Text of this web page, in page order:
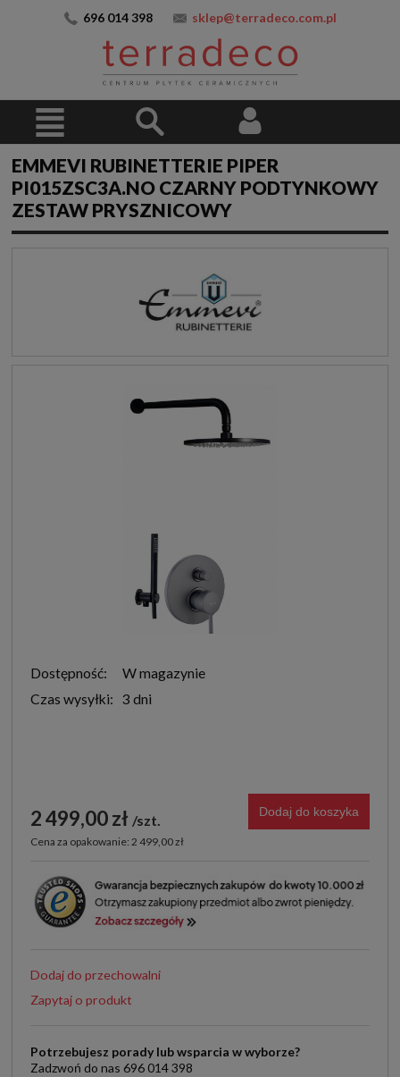
696 014 398 sklep@terradeco.com.pl
EMMEVI RUBINETTERIE PIPER
PI015ZSC3A.NO CZARNY PODTYNKOWY
ZESTAW PRYSZNICOWY
Dostępność:
W magazynie
Czas wysyłki: 3 dni
2 499,00 zł szt.
Cena za opakowanie: 2 499,00 zł
Dodaj do koszyka
Dodaj do przechowalni
Zapytaj o produkt
Potrzebujesz porady lub wsparcia w wyborze?
Zadzwoń do nas 696 014 398